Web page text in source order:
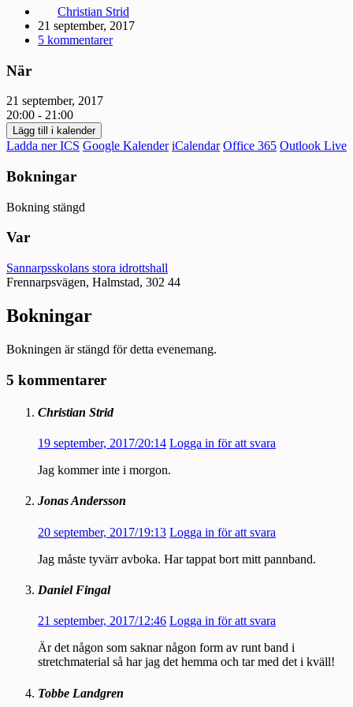
Christian Strid
21 september, 2017
5 kommentarer
När
21 september, 2017
20:00 - 21:00
Lägg till i kalender
Ladda ner ICS Google Kalender iCalendar Office 365 Outlook Live
Bokningar
Bokning stängd
Var
Sannarpsskolans stora idrottshall
Frennarpsvägen, Halmstad, 302 44
Bokningar
Bokningen är stängd för detta evenemang.
5 kommentarer
Christian Strid
19 september, 2017/20:14 Logga in för att svara
Jag kommer inte i morgon.
Jonas Andersson
20 september, 2017/19:13 Logga in för att svara
Jag måste tyvärr avboka. Har tappat bort mitt pannband.
Daniel Fingal
21 september, 2017/12:46 Logga in för att svara
Är det någon som saknar någon form av runt band i
stretchmaterial så har jag det hemma och tar med det i kväll!
Tobbe Landgren